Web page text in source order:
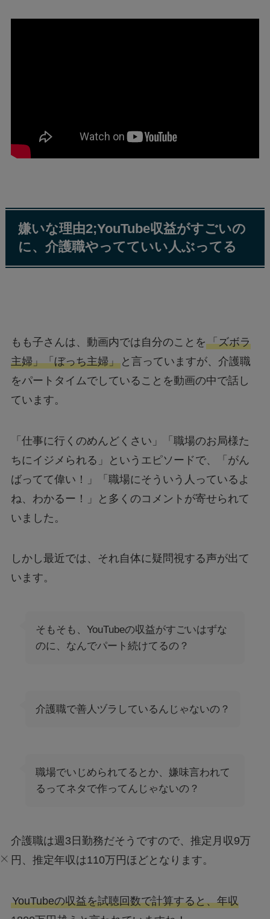
嫌いな理由2;YouTube収益がすごいの
に、介護職やってていい人ぶってる
もも子さんは、動画内では自分のことを「ズボラ
主婦」「ぼっち主婦」と言っていますが、介護職
をパートタイムでしていることを動画の中で話し
ています。
「仕事に行くのめんどくさい」「職場のお局様た
ちにイジメられる」というエピソードで、「がん
ばってて偉い！」「職場にそういう人っているよ
ね、わかるー！」と多くのコメントが寄せられて
いました。
しかし最近では、それ自体に疑問視する声が出て
います。
そもそも、YouTubeの収益がすごいはずな
のに、なんでパート続けてるの？
介護職で善人ヅラしているんじゃないの？
職場でいじめられてるとか、嫌味言われて
るってネタで作ってんじゃないの？
介護職は週3日勤務だそうですので、推定月収9万
円、推定年収は110万円ほどとなります。
YouTubeの収益を試聴回数で計算すると、年収